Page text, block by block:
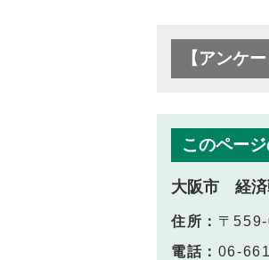
【アンケ
このペー
大阪市 経済
住所： 〒
電話： 06-